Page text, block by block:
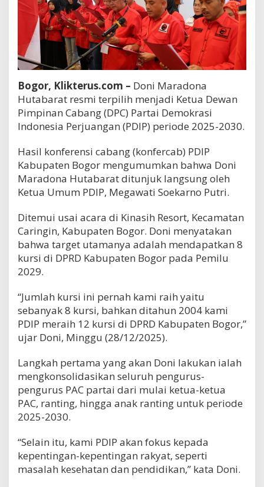
Bogor, Klikterus.com – Doni Maradona
Hutabarat resmi terpilih menjadi Ketua Dewan
Pimpinan Cabang (DPC) Partai Demokrasi
Indonesia Perjuangan (PDIP) periode 2025-2030.
Hasil konferensi cabang (konfercab) PDIP
Kabupaten Bogor mengumumkan bahwa Doni
Maradona Hutabarat ditunjuk langsung oleh
Ketua Umum PDIP, Megawati Soekarno Putri.
Ditemui usai acara di Kinasih Resort, Kecamatan
Caringin, Kabupaten Bogor. Doni menyatakan
bahwa target utamanya adalah mendapatkan 8
kursi di DPRD Kabupaten Bogor pada Pemilu
2029.
“Jumlah kursi ini pernah kami raih yaitu
sebanyak 8 kursi, bahkan ditahun 2004 kami
PDIP meraih 12 kursi di DPRD Kabupaten Bogor,”
ujar Doni, Minggu (28/12/2025).
Langkah pertama yang akan Doni lakukan ialah
mengkonsolidasikan seluruh pengurus-
pengurus PAC partai dari mulai ketua-ketua
PAC, ranting, hingga anak ranting untuk periode
2025-2030.
“Selain itu, kami PDIP akan fokus kepada
kepentingan-kepentingan rakyat, seperti
masalah kesehatan dan pendidikan,” kata Doni.